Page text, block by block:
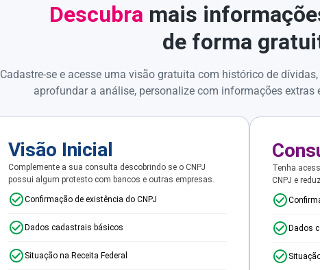
Descubra mais
de forma
Cadastre-se e acesse uma visão gratuita com histórico de
aprofundar a análise, personalize com informações
Visão Inicial
Complemente a sua consulta descobrindo se o CNPJ
possui algum protesto com bancos e outras empresas.
Confirmação de existência do CNPJ
Dados cadastrais básicos
Situação na Receita Federal
Tenha
CNPJ e
Dados